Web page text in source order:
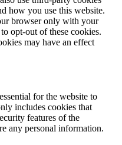
how you use this website.
browser only with your
opt-out of these cookies.
may have an effect
for the website to
includes cookies that
features of the
any personal information.